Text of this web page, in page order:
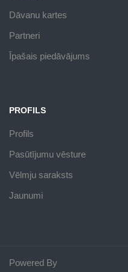
Dāvanu kartes
Partneri
Īpašais piedāvājums
PROFILS
Profils
Pasūtījumu vēsture
Vēlmju saraksts
Jaunumi
Powered By